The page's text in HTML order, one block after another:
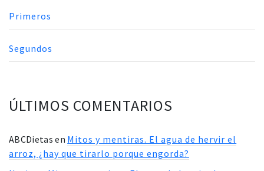
Primeros
Segundos
ÚLTIMOS COMENTARIOS
ABCDietas en Mitos y mentiras. El agua de hervir el
arroz, ¿hay que tirarlo porque engorda?